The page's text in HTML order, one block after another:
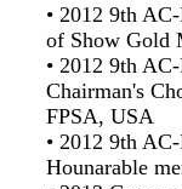
• 2012 9th
of Show Gold
• 2012 9th
Chairman's
FPSA, USA
• 2012 9th
Hounarable